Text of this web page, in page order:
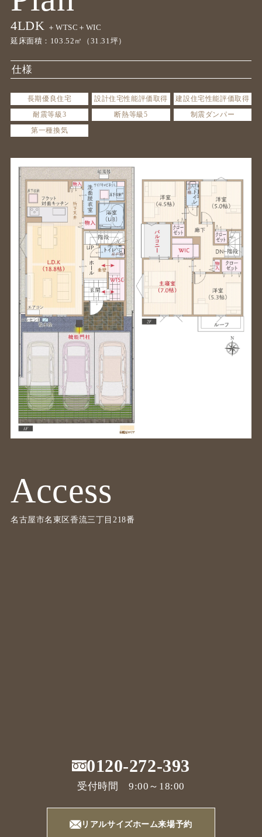
4LDK ＋WTSC＋WIC
延床面積：103.52㎡（31.31坪）
仕様
長期優良住宅 設計住宅性能評価取得
建設住宅性能評価取得
耐震等級3
断熱等級5
制震ダンパー
第一種換気
Access
名古屋市名東区香流三丁目218番
0120-272-393
受付時間 9:00～18:00
リアルサイズホーム来場予約